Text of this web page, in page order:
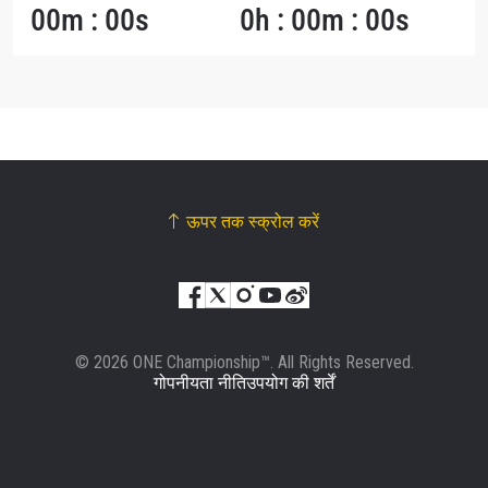
00m : 00s 0h : 00m : 00s
ऊपर तक स्क्रोल करें
© 2026 ONE Championship™. All Rights Reserved.
गोपनीयता नीतिउपयोग की शर्तें